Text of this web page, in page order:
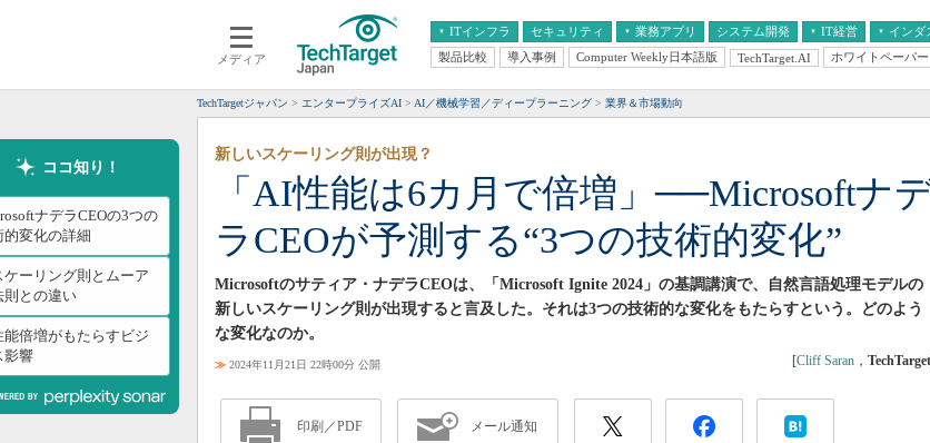
メディア
ITインフラ
クラウド
スマートモバイル
ネットワーク
システム運用管理
セキュリティ 業務アプリ
エンタープライズAI
ERP
CX
情報系システム
システム開発 IT経営
経営とIT
中堅・中小企業とIT
インダ
医療IT
製品比較 導入事例 Computer Weekly日本語版 TechTarget.AI ホワイトペーパー
TechTargetジャパン エンタープライズAI AI／機械学習／ディープラーニング 業界＆市場動向
ココ知り！
ナデラCEOの3つの
的変化の詳細
ケーリング則とムーア
則との違い
能倍増がもたらすビジ
影響
「AI性能は6カ月で倍増」──Microsoftナ
ラCEOが予測する“3つの技術的変化”
新しいスケーリング則が出現？
Microsoftのサティア・ナデラCEOは、「Microsoft Ignite 2024」の基調講演で、自然言語処理モデルの
新しいスケーリング則が出現すると言及した。それは3つの技術的な変化をもたらすという。どのよう
な変化なのか。
≫ 2024年11月21日 22時00分 公開 [Cliff Saran ， TechTarget
印刷／PDF メール通知